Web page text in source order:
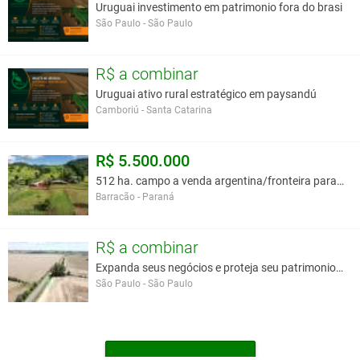
OBS.: HOJE POSSUI EM TORNO DE 25 A 28 MIL CABEÇAS DE
GADO, QUE NEGOCIA SEPARADAMENTE.
NOTA: A PEDIDO FORNECEMOS IMAGENS DA PROPRIEDADE
Você assume toda a responsabilidade pela cotação deste item. Você acha que
este anúncio é contra a política de Agroads?
Uruguai investimento em patrimonio fora do brasi
São Paulo - São Paulo
R$ a combinar
Uruguai ativo rural estratégico em paysandú
Camboriú - Santa Catarina
R$ 5.500.000
512 ha. campo a venda argentina/fronteira parana.
Barracão - Paraná
R$ a combinar
Expanda seus negócios e proteja seu patrimonio no
São Paulo - São Paulo